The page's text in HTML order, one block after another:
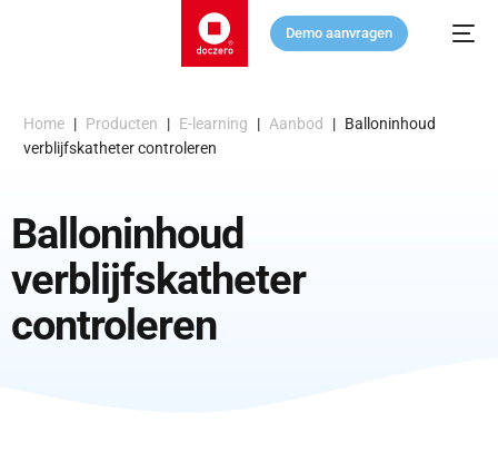
Demo aanvragen
Home | Producten | E-learning | Aanbod | Balloninhoud
verblijfskatheter controleren
Balloninhoud
verblijfskatheter
controleren